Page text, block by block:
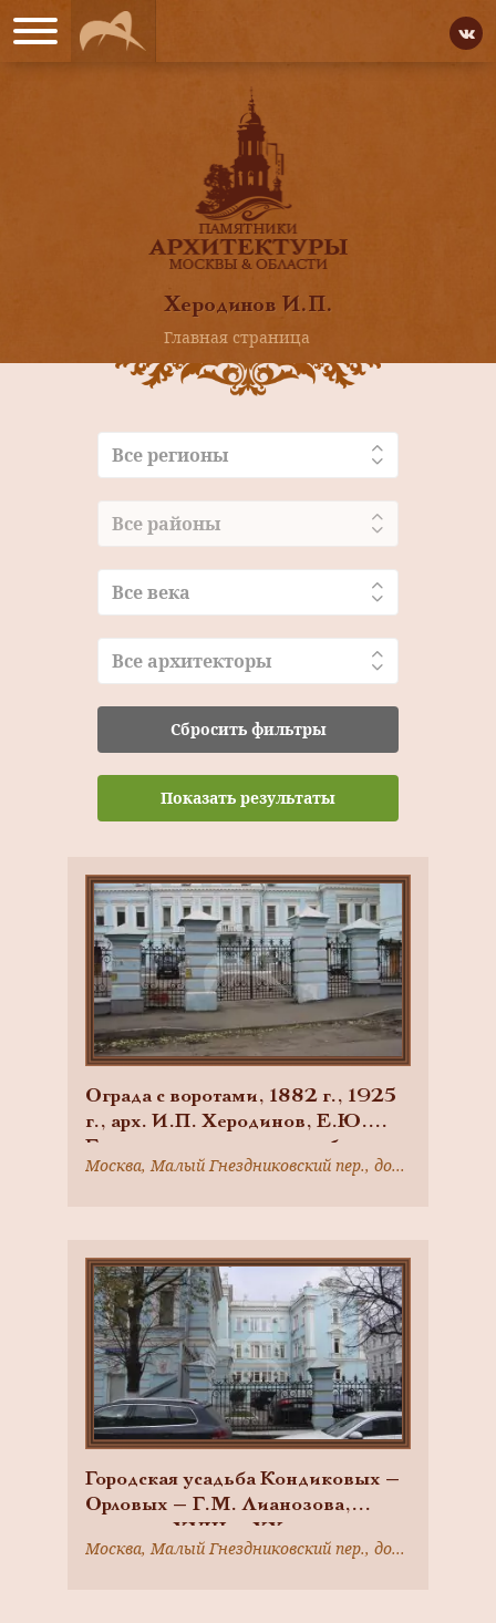
Херодинов И.П.
Главная страница
Все регионы
Все районы
Все века
Все архитекторы
Сбросить фильтры
Показать результаты
Ограда с воротами, 1882 г., 1925
г., арх. И.П. Херодинов, Е.Ю.
Брокман, городская усадьба
Кондиковых — Орловых — Г.М. Москва, Малый Гнездниковский пер., дом 7
Городская усадьба Кондиковых —
Орловых — Г.М. Лианозова,
середина XVIII — XX вв., арх.
И.П. Херодинов, Е.Ю Брокман. В
Москва, Малый Гнездниковский пер., дом 7